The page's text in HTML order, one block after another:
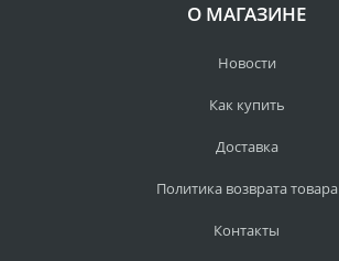
О МАГАЗИНЕ
Новости
Как купить
Доставка
Политика возврата товара
Контакты